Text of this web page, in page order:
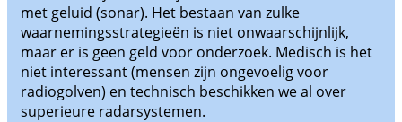
met geluid (sonar). Het bestaan van zulke
waarnemingsstrategieën is niet onwaarschijnlijk,
maar er is geen geld voor onderzoek. Medisch is het
niet interessant (mensen zijn ongevoelig voor
radiogolven) en technisch beschikken we al over
superieure radarsystemen.